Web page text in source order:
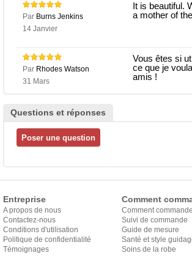
Par Burns Jenkins
14 Janvier
It is beautiful.
a mother of
Par Rhodes Watson
31 Mars
Vous êtes si
ce que je
amis !
Questions et réponses
Entreprise
A propos de nous
Contactez-nous
Conditions d'utilisation
Politique de confidentialité
Témoignages
Comment
Comment
Suivi de commande
Guide de mesure
Santé et style
Soins de la robe